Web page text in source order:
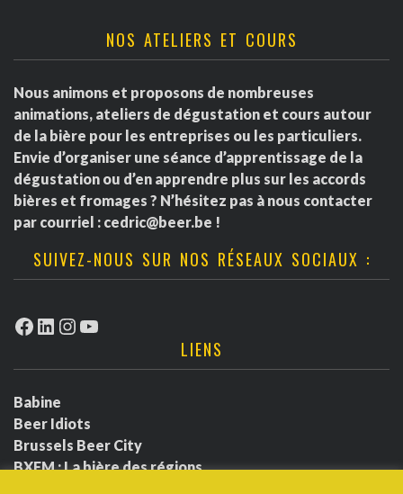
NOS ATELIERS ET COURS
Nous animons et proposons de nombreuses
animations, ateliers de dégustation et cours autour
de la bière pour les entreprises ou les particuliers.
Envie d’organiser une séance d’apprentissage de la
dégustation ou d’en apprendre plus sur les accords
bières et fromages ? N’hésitez pas à nous contacter
par courriel : cedric@beer.be !
SUIVEZ-NOUS SUR NOS RÉSEAUX SOCIAUX :
Facebook
LinkedIn
Instagram
YouTube
LIENS
Babine
Beer Idiots
Brussels Beer City
BXFM : La bière des régions